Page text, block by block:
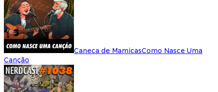
Caneca de MamicasComo Nasce Uma
Canção